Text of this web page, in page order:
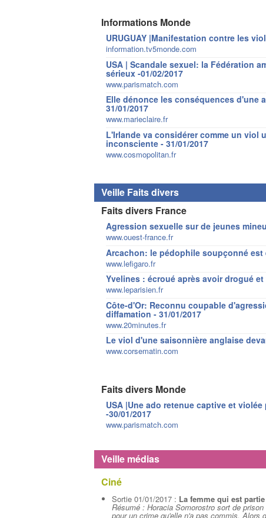
Informations Monde
URUGUAY |Manifestation contre les
information.tv5monde.com
USA | Scandale sexuel: la Fédération
sérieux -01/02/2017
www.parismatch.com
Elle dénonce les conséquences d'une
31/01/2017
www.marieclaire.fr
L'Irlande va considérer comme un viol
inconsciente - 31/01/2017
www.cosmopolitan.fr
Veille Faits divers
Faits divers France
Agression sexuelle sur de jeunes
www.ouest-france.fr
Arcachon: le pédophile soupçonné est
www.lefigaro.fr
Yvelines : écroué après avoir drogué
www.leparisien.fr
Côte-d'Or: Reconnu coupable
diffamation - 31/01/2017
www.20minutes.fr
Le viol d'une saisonnière anglaise
www.corsematin.com
Faits divers Monde
USA |Une ado retenue captive et
-30/01/2017
www.parismatch.com
Veille médias
Ciné
Sortie 01/01/2017 : La femme qui est partie
Résumé : Horacia Somorostro sort de
pour un crime qu'elle n'a pas commis. Alors